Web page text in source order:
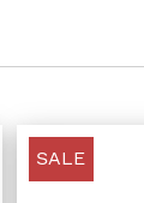
SALE